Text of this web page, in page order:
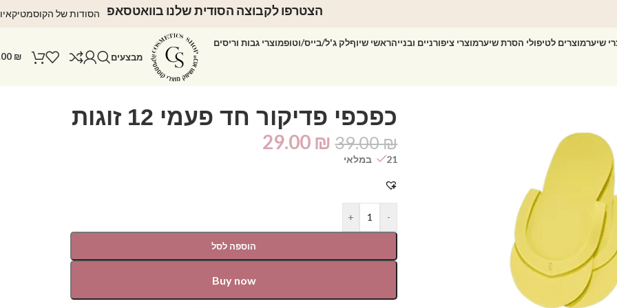
הצטרפו לקבוצה הסודית שלנו בוואטסאפ הסודות של
שיערמוצרים לטיפולי הסרת שיערמוצרי ציפורניים ובנייהראשי שיוףלק ג'ל/בייס/וטופמוצרי גבות וריסים
מבצעים ₪
כפכפי פדיקור חד פעמי 12 זוגות
39.00₪
29.00 ₪
21 במלאי
-
+
הוספה לסל
Buy now